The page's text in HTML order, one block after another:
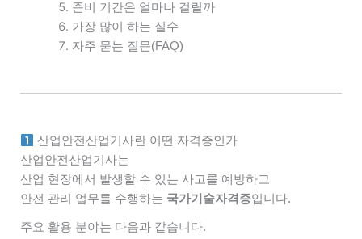
준비 기간은 얼마나 걸릴까
가장 많이 하는 실수
자주 묻는 질문(FAQ)
산업안전산업기사란 어떤 자격증인가
산업안전산업기사는
산업 현장에서 발생할 수 있는 사고를 예방하고
안전 관리 업무를 수행하는 국가기술자격증입니다.
주요 활용 분야는 다음과 같습니다.